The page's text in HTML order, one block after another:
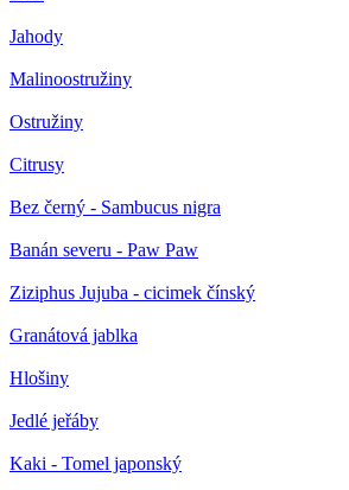
Jahody
Malinoostružiny
Ostružiny
Citrusy
Bez černý - Sambucus nigra
Banán severu - Paw Paw
Ziziphus Jujuba - cicimek čínský
Granátová jablka
Hlošiny
Jedlé jeřáby
Kaki - Tomel japonský